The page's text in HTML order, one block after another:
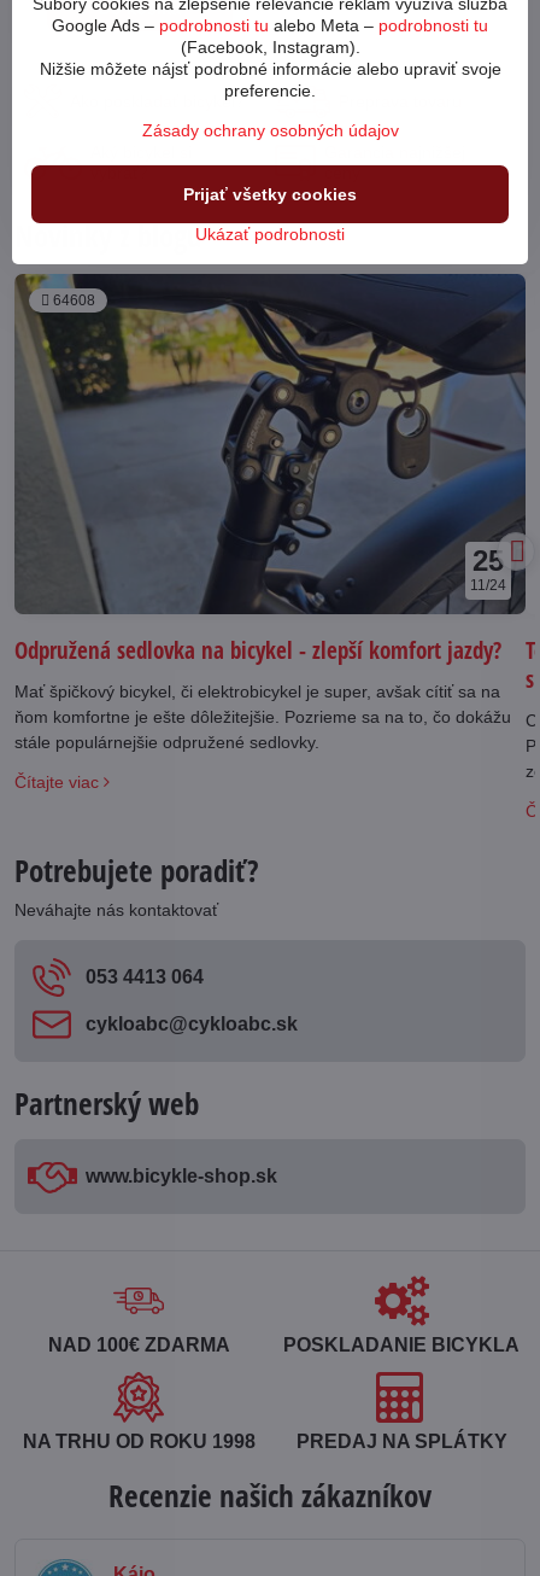
Novinky z blogu
64608
25
11/24
Odpružená sedlovka na bicykel - zlepší komfort jazdy?
Mať špičkový bicykel, či elektrobicykel je super, avšak cítiť sa na
ňom komfortne je ešte dôležitejšie. Pozrieme sa na to, čo dokážu
stále populárnejšie odpružené sedlovky.
Čítajte viac
Do košíka
Ako poskladať bicykel?
Potrebujete poradiť?
Neváhajte nás kontaktovať
053 4413 064
cykloabc​@cykloabc​.sk
Partnerský web
www​.bicykle-shop​.sk
NAD 100€ ZDARMA POSKLADANIE BICYKLA
NA TRHU OD ROKU 1998 PREDAJ NA SPLÁTKY
Recenzie našich zákazníkov
Google Ads – podrobnosti tu alebo Meta – podrobnosti tu
(Facebook, Instagram).
Nižšie môžete nájsť podrobné informácie alebo upraviť svoje
preferencie.
Zásady ochrany osobných údajov
Ukázať podrobnosti
Prijať všetky cookies